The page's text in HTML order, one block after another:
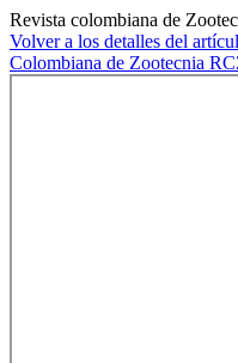
Revista colombiana de
Volver a los detalles del
Colombiana de Zootecnia